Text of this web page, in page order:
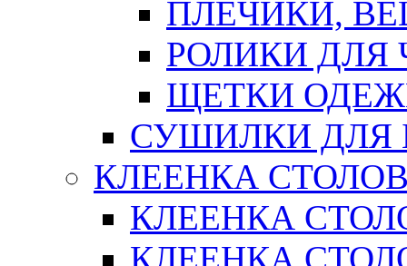
ПЛЕЧИКИ,
РОЛИКИ ДЛЯ
ЩЕТКИ
СУШИЛКИ ДЛЯ
КЛЕЕНКА
КЛЕЕНКА